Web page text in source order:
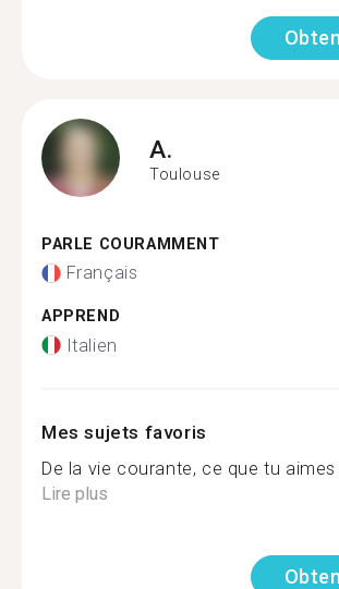
A.
Toulouse
PARLE COURAMMENT
Français
APPREND
Italien
Mes sujets favoris
De la vie courante, ce que tu aimes
Lire plus